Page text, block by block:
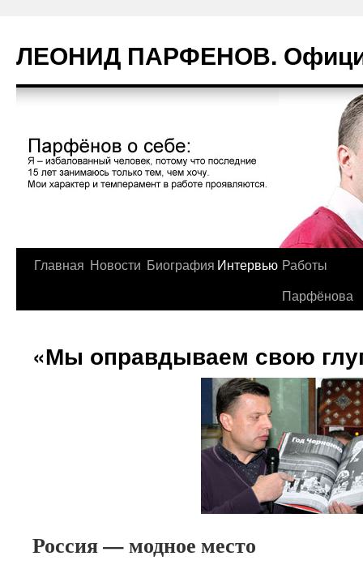
содержимому
ЛЕОНИД ПАРФЕНОВ.
Главная Новости Биография Интервью Работы
Парфёнова
«Мы оправдываем свою
Россия — модное место